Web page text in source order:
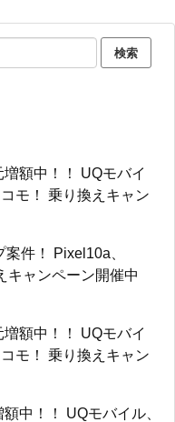
額中！！ UQモバイ
モ！ 乗り換えキャン
件！ Pixel10a、
キャンペーン開催中
額中！！ UQモバイ
モ！ 乗り換えキャン
中！！ UQモバイル、